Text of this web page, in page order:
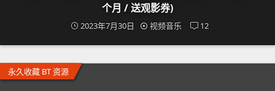
个月 / 送观影券)
2023年7月30日 视频音乐 12
永久收藏 BT 资源